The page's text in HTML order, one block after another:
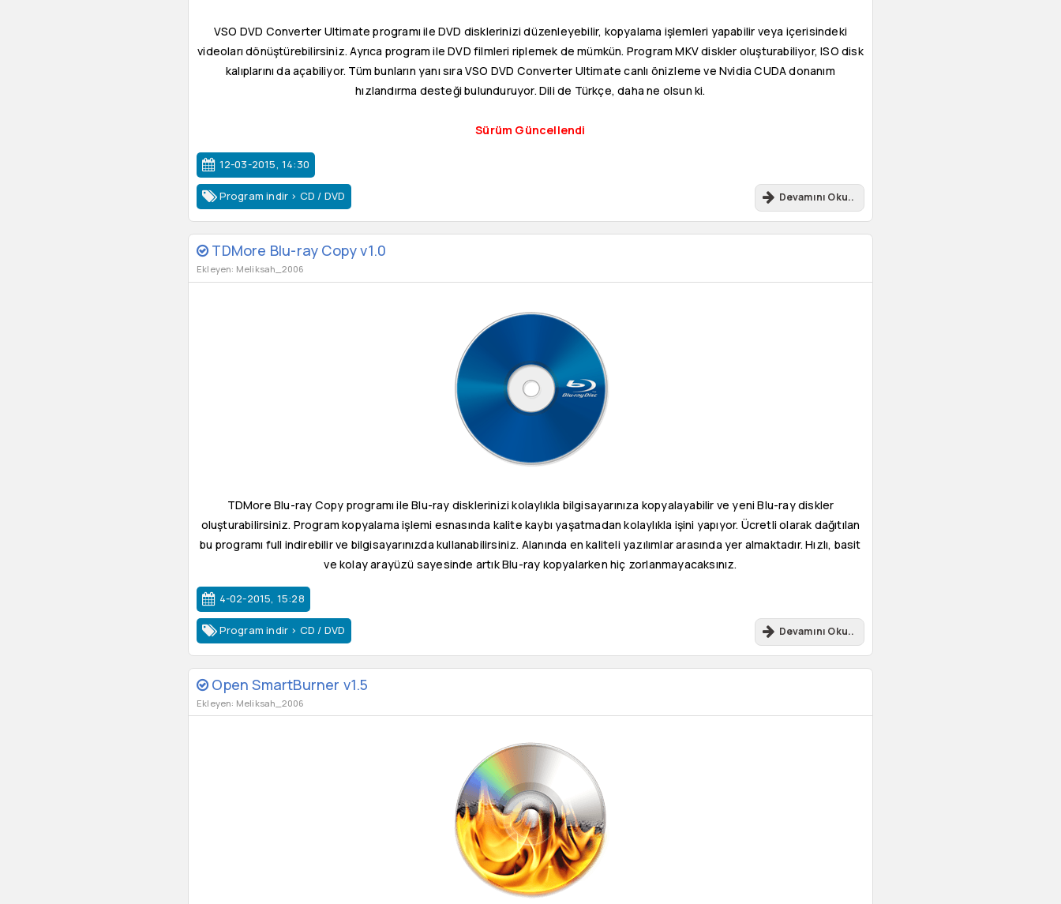
VSO DVD Converter Ultimate programı ile DVD disklerinizi düzenleyebilir, kopyalama işlemleri yapabilir veya içerisindeki
videoları dönüştürebilirsiniz. Ayrıca program ile DVD filmleri riplemek de mümkün. Program MKV diskler oluşturabiliyor, ISO disk
kalıplarını da açabiliyor. Tüm bunların yanı sıra VSO DVD Converter Ultimate canlı önizleme ve Nvidia CUDA donanım
hızlandırma desteği bulunduruyor. Dili de Türkçe, daha ne olsun ki.
Sürüm Güncellendi
12-03-2015, 14:30
Program indir > CD / DVD Devamını Oku..
TDMore Blu-ray Copy v1.0
Ekleyen: Meliksah_2006
TDMore Blu-ray Copy programı ile Blu-ray disklerinizi kolaylıkla bilgisayarınıza kopyalayabilir ve yeni Blu-ray diskler
oluşturabilirsiniz. Program kopyalama işlemi esnasında kalite kaybı yaşatmadan kolaylıkla işini yapıyor. Ücretli olarak dağıtılan
bu programı full indirebilir ve bilgisayarınızda kullanabilirsiniz. Alanında en kaliteli yazılımlar arasında yer almaktadır. Hızlı, basit
ve kolay arayüzü sayesinde artık Blu-ray kopyalarken hiç zorlanmayacaksınız.
4-02-2015, 15:28
Program indir > CD / DVD Devamını Oku..
Open SmartBurner v1.5
Ekleyen: Meliksah_2006